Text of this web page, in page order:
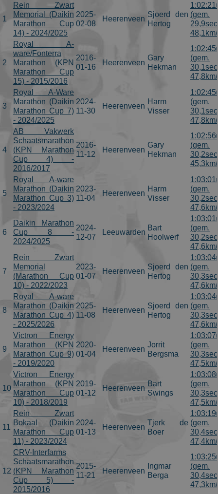
1
Rein Zwart
Memorial (Daikin
Marathon Cup
14) - 2024/2025
2025-
02-08
Heerenveen
Sjoerd den
Hertog
(gem.
2
Royal A-
ware/Fonterra
Marathon (KPN
Marathon Cup
15) - 2015/2016
2016-
01-16
Heerenveen
Gary
Hekman
(gem.
3
Royal A-Ware
Marathon (Daikin
Marathon Cup 7)
- 2024/2025
2024-
11-30
Heerenveen
Harm
Visser
(gem.
4
AB Vakwerk
Schaatsmarathon
(KPN Marathon
Cup 4) -
2016/2017
2016-
11-12
Heerenveen
Gary
Hekman
(gem.
5
Royal A-ware
Marathon (Daikin
Marathon Cup 3)
- 2023/2024
2023-
11-04
Heerenveen
Harm
Visser
(gem.
6
Daikin Marathon
Cup 8 -
2024/2025
2024-
12-07
Leeuwarden
Bart
Hoolwerf
(gem.
7
Rein Zwart
Memorial
(Marathon Cup
10) - 2022/2023
2023-
01-07
Heerenveen
Sjoerd den
Hertog
(gem.
8
Royal A-ware
Marathon (Daikin
Marathon Cup 4)
- 2025/2026
2025-
11-08
Heerenveen
Sjoerd den
Hertog
(gem.
9
Victron Energy
Marathon (KPN
Marathon Cup 9)
- 2019/2020
2020-
01-04
Heerenveen
Jorrit
Bergsma
(gem.
10
Victron Energy
Marathon (KPN
Marathon Cup
10) - 2018/2019
2019-
01-12
Heerenveen
Bart
Swings
(gem.
11
Rein Zwart
Bokaal (Daikin
Marathon Cup
11) - 2023/2024
2024-
01-13
Heerenveen
Tjerk de
Boer
(gem.
12
CRV-Interfarms
Schaatsmarathon
(KPN Marathon
Cup 5) -
2015/2016
2015-
11-21
Heerenveen
Ingmar
Berga
(gem.